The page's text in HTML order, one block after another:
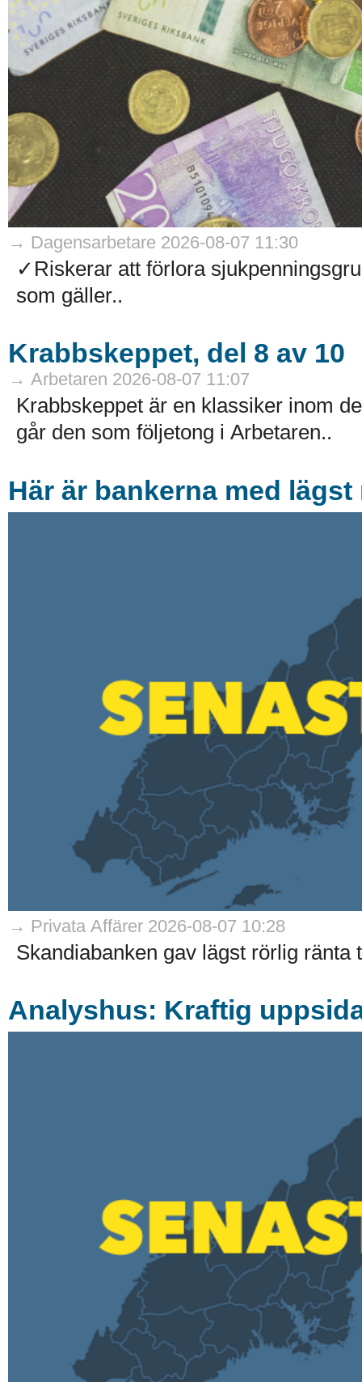
→ Dagensarbetare 2026-08-07 11:30
✓Riskerar att förlora
som gäller..
Krabbskeppet, del 8 av 10
→ Arbetaren 2026-08-07 11:07
Krabbskeppet är en klassiker inom
går den som följetong i Arbetaren..
Här är bankerna med
→ Privata Affärer 2026-08-07 10:28
Skandiabanken gav lägst rörlig ränta
Analyshus: Kraftig